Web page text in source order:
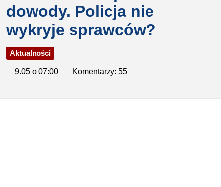
dowody. Policja nie
wykryje sprawców?
Aktualności
9.05 o 07:00 Komentarzy: 55